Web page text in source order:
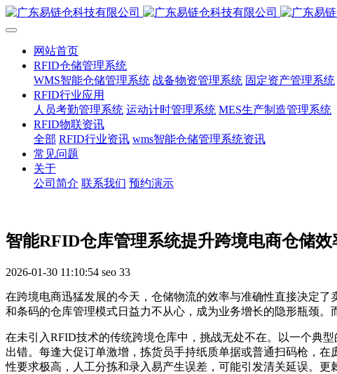
网站首页
RFID仓储管理系统
WMS智能仓储管理系统 战备物资管理系统 固定资产管理系统
RFID行业应用
人员考勤管理系统 运动计时管理系统 MES生产制造管理系统
RFID物联资讯
全部 RFID行业资讯 wms智能仓储管理系统资讯
常见问题
关于
公司简介 联系我们 预约演示
智能RFID仓库管理系统提升跨境电商仓储效
2026-01-30 11:10:54 seo 33
在跨境电商迅猛发展的今天，仓储物流的效率与准确性直接决定
和条码的仓库管理模式日益力不从心，成为业务增长的隐形瓶颈。
在未引入RFID技术的传统跨境仓库中，挑战无处不在。以一个典
出错。每逢大促订单激增，拣货员手持纸质单据或普通扫码枪，
性要求极高，人工分拣和录入易产生误差，可能引发清关延误。